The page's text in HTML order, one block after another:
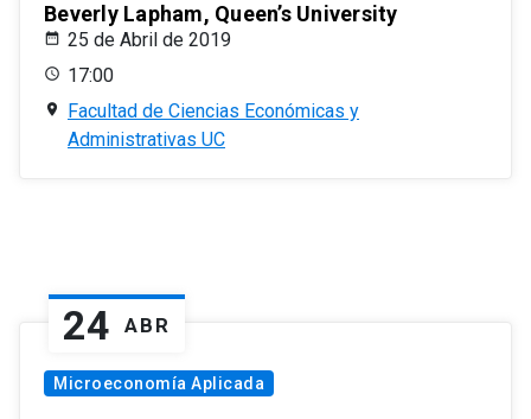
Beverly Lapham, Queen’s University
25 de Abril de 2019
17:00
Facultad de Ciencias Económicas y
Administrativas UC
24 ABR
Microeconomía Aplicada